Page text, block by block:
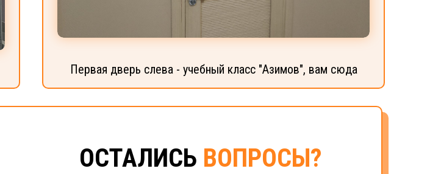
ОСТАЛИСЬ ВОПРОСЫ?
Первая дверь слева - учебный класс "Азимов", вам сюда